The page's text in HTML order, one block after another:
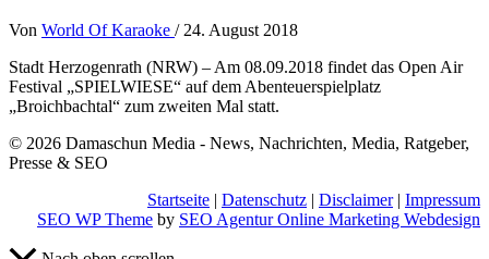
Von World Of Karaoke / 24. August 2018
Stadt Herzogenrath (NRW) – Am 08.09.2018 findet das Open Air
Festival „SPIELWIESE“ auf dem Abenteuerspielplatz
„Broichbachtal“ zum zweiten Mal statt.
© 2026 Damaschun Media - News, Nachrichten, Media, Ratgeber,
Presse & SEO
Startseite | Datenschutz | Disclaimer| Impressum
SEO WP Theme by SEO Agentur Online Marketing Webdesign